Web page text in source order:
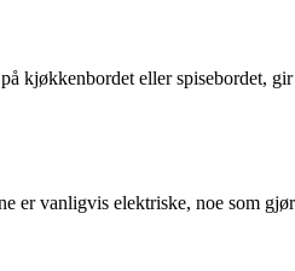
kjøkkenbordet eller spisebordet, gir
er vanligvis elektriske, noe som gjør